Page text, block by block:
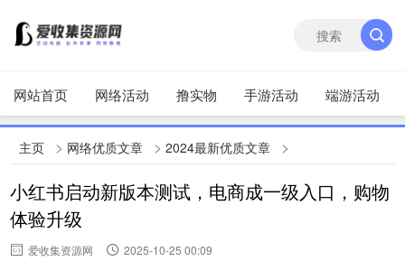
网站首页 网络活动 撸实物 手游活动 端游活动
主页 > 网络优质文章 >2024最新优质文章 >
小红书启动新版本测试，电商成一级入口，购物
体验升级
爱收集资源网 2025-10-25 00:09